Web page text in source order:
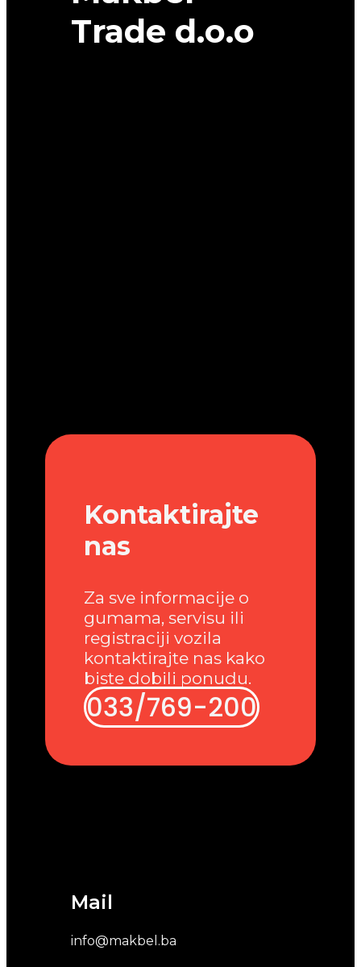
Trade d.o.o
Mail
info@makbel.ba
Kontaktirajte
nas
Za sve informacije o
gumama, servisu ili
registraciji vozila
kontaktirajte nas kako
biste dobili ponudu.
033/769-200